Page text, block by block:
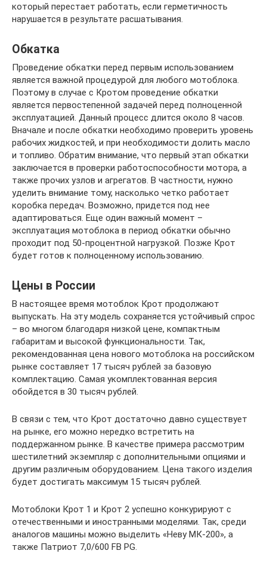
который перестает работать, если герметичность
нарушается в результате расшатывания.
Обкатка
Проведение обкатки перед первым использованием
является важной процедурой для любого мотоблока.
Поэтому в случае с Кротом проведение обкатки
является первостепенной задачей перед полноценной
эксплуатацией. Данный процесс длится около 8 часов.
Вначале и после обкатки необходимо проверить уровень
рабочих жидкостей, и при необходимости долить масло
и топливо. Обратим внимание, что первый этап обкатки
заключается в проверки работоспособности мотора, а
также прочих узлов и агрегатов. В частности, нужно
уделить внимание тому, насколько четко работает
коробка передач. Возможно, придется под нее
адаптироваться. Еще один важный момент –
эксплуатация мотоблока в период обкатки обычно
проходит под 50-процентной нагрузкой. Позже Крот
будет готов к полноценному использованию.
Цены в России
В настоящее время мотоблок Крот продолжают
выпускать. На эту модель сохраняется устойчивый спрос
– во многом благодаря низкой цене, компактным
габаритам и высокой функциональности. Так,
рекомендованная цена нового мотоблока на российском
рынке составляет 17 тысяч рублей за базовую
комплектацию. Самая укомплектованная версия
обойдется в 30 тысяч рублей.
В связи с тем, что Крот достаточно давно существует
на рынке, его можно нередко встретить на
поддержанном рынке. В качестве примера рассмотрим
шестилетний экземпляр с дополнительными опциями и
другим различным оборудованием. Цена такого изделия
будет достигать максимум 15 тысяч рублей.
Мотоблоки Крот 1 и Крот 2 успешно конкурируют с
отечественными и иностранными моделями. Так, среди
аналогов машины можно выделить «Неву МК-200», а
также Патриот 7,0/600 FB PG.